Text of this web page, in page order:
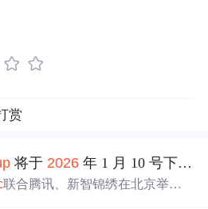
赏
将于 2026 年 1 月 10 号下午在北京举行
联合腾讯、新智锦绣在北京举办